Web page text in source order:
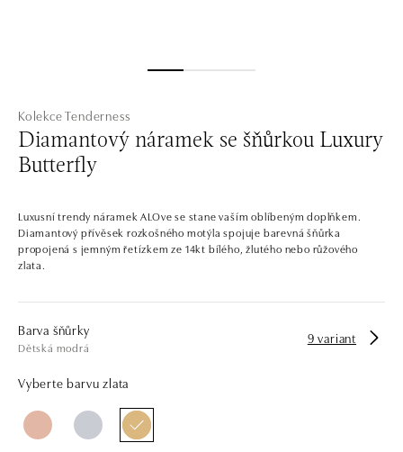
Kolekce Tenderness
Diamantový náramek se šňůrkou Luxury
Butterfly
Luxusní trendy náramek ALOve se stane vaším oblíbeným doplňkem.
Diamantový přívěsek rozkošného motýla spojuje barevná šňůrka
propojená s jemným řetízkem ze 14kt bílého, žlutého nebo růžového
zlata.
Barva šňůrky
Dětská modrá
9 variant
Vyberte barvu zlata